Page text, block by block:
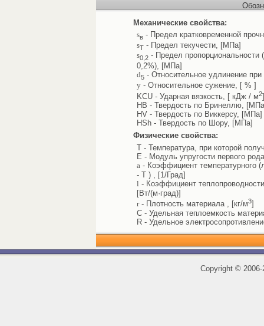
Механические свойства:
sв - Предел кратковременной
sТ- Предел текучести, [МПа]
s0,2- Предел пропорциональности
0,2%), [МПа]
d5- Относительное удлинение
y- Относительное сужение, [ % ]
KCU - Ударная вязкость, [ кДж / м2]
HB - Твердость по Бринеллю,
HV - Твердость по Виккерсу, [МПа]
HSh - Твердость по Шору, [МПа]
Физические свойства:
T - Температура, при которой
E - Модуль упругости первого
a- Коэффициент температурного
- T ) , [1/Град]
l - Коэффициент
[Вт/(м·град)]
r- Плотность материала , [кг/м3]
C - Удельная теплоемкость
R - Удельное
Copyright ©